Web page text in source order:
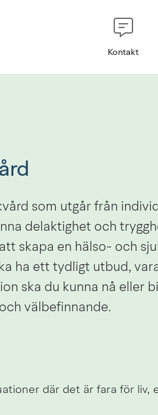
Kontakt
som utgår från
delaktighet och
skapa en hälso- och
ha ett tydligt utbud,
ska du kunna nå eller
välbefinnande.
där det är fara för liv,